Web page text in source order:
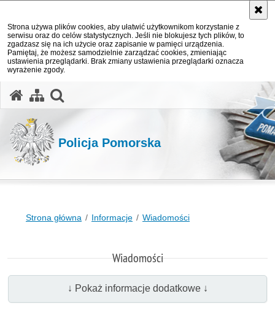
Strona używa plików cookies, aby ułatwić użytkownikom korzystanie z
serwisu oraz do celów statystycznych. Jeśli nie blokujesz tych plików, to
zgadzasz się na ich użycie oraz zapisanie w pamięci urządzenia.
Pamiętaj, że możesz samodzielnie zarządzać cookies, zmieniając
ustawienia przeglądarki. Brak zmiany ustawienia przeglądarki oznacza
wyrażenie zgody.
Policja Pomorska
Strona główna Informacje Wiadomości
Wiadomości
↓ Pokaż informacje dodatkowe ↓